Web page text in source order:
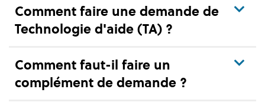
Comment faire une demande de
Technologie d'aide (TA) ?
Comment faut-il faire un
complément de demande ?